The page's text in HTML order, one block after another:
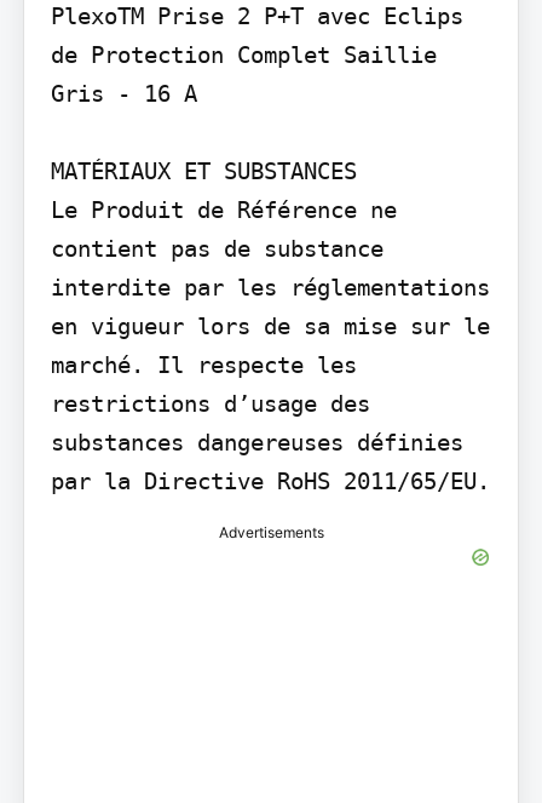
PlexoTM Prise 2 P+T avec Eclips
de Protection Complet Saillie
Gris - 16 A
MATÉRIAUX ET SUBSTANCES
Le Produit de Référence ne
contient pas de substance
interdite par les réglementations
en vigueur lors de sa mise sur le
marché. Il respecte les
restrictions d’usage des
substances dangereuses définies
par la Directive RoHS 2011/65/EU.
Advertisements